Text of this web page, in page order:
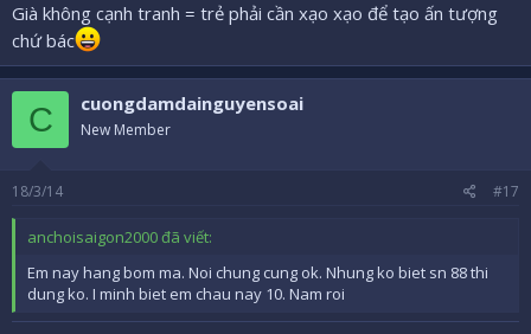
Già không cạnh tranh = trẻ phải cần xạo xạo để tạo ấn tượng
chứ bác
C cuongdamdainguyensoai
New Member
18/3/14 #17
anchoisaigon2000 đã viết:
Em nay hang bom ma. Noi chung cung ok. Nhung ko biet sn 88 thi
dung ko. I minh biet em chau nay 10. Nam roi